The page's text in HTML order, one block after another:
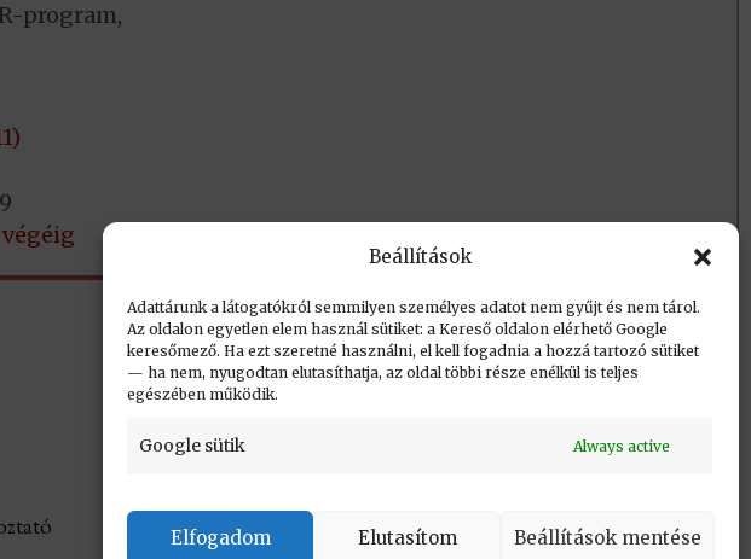
Beállítások
Adattárunk a látogatókról semmilyen személyes adatot nem gyűjt és nem tárol.
Az oldalon egyetlen elem használ sütiket: a Kereső oldalon elérhető Google
keresőmező. Ha ezt szeretné használni, el kell fogadnia a hozzá tartozó sütiket
— ha nem, nyugodtan elutasíthatja, az oldal többi része enélkül is teljes
egészében működik.
Google sütik Always active
Elfogadom Elutasítom Beállítások mentése
program,
Vissza a lap tetejére